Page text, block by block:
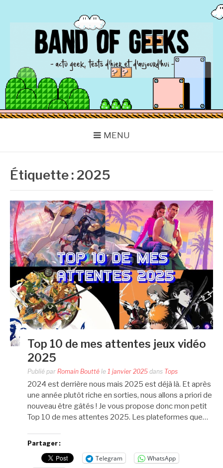
BAND OF GEEKS
Actu Geek d'hier et d'aujourd'hui
MENU
Étiquette : 2025
Top 10 de mes attentes jeux vidéo
2025
Publié par Romain Boutté le 1 janvier 2025 dans Tops
2024 est derrière nous mais 2025 est déjà là. Et après
une année plutôt riche en sorties, nous allons a priori de
nouveau être gâtés ! Je vous propose donc mon petit
Top 10 de mes attentes 2025. Les plateformes que…
Partager :
Telegram
WhatsApp